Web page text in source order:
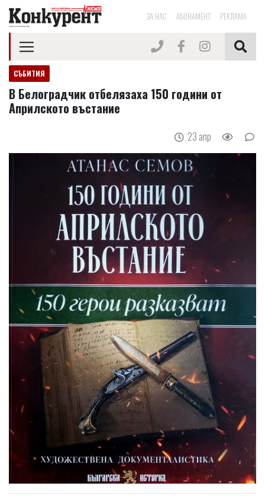
ЗА НАС АБОНАМЕНТ РЕКЛАМА
СЪБИТИЯ
В Белоградчик отбелязаха 150 години от
Априлското въстание
23 апр